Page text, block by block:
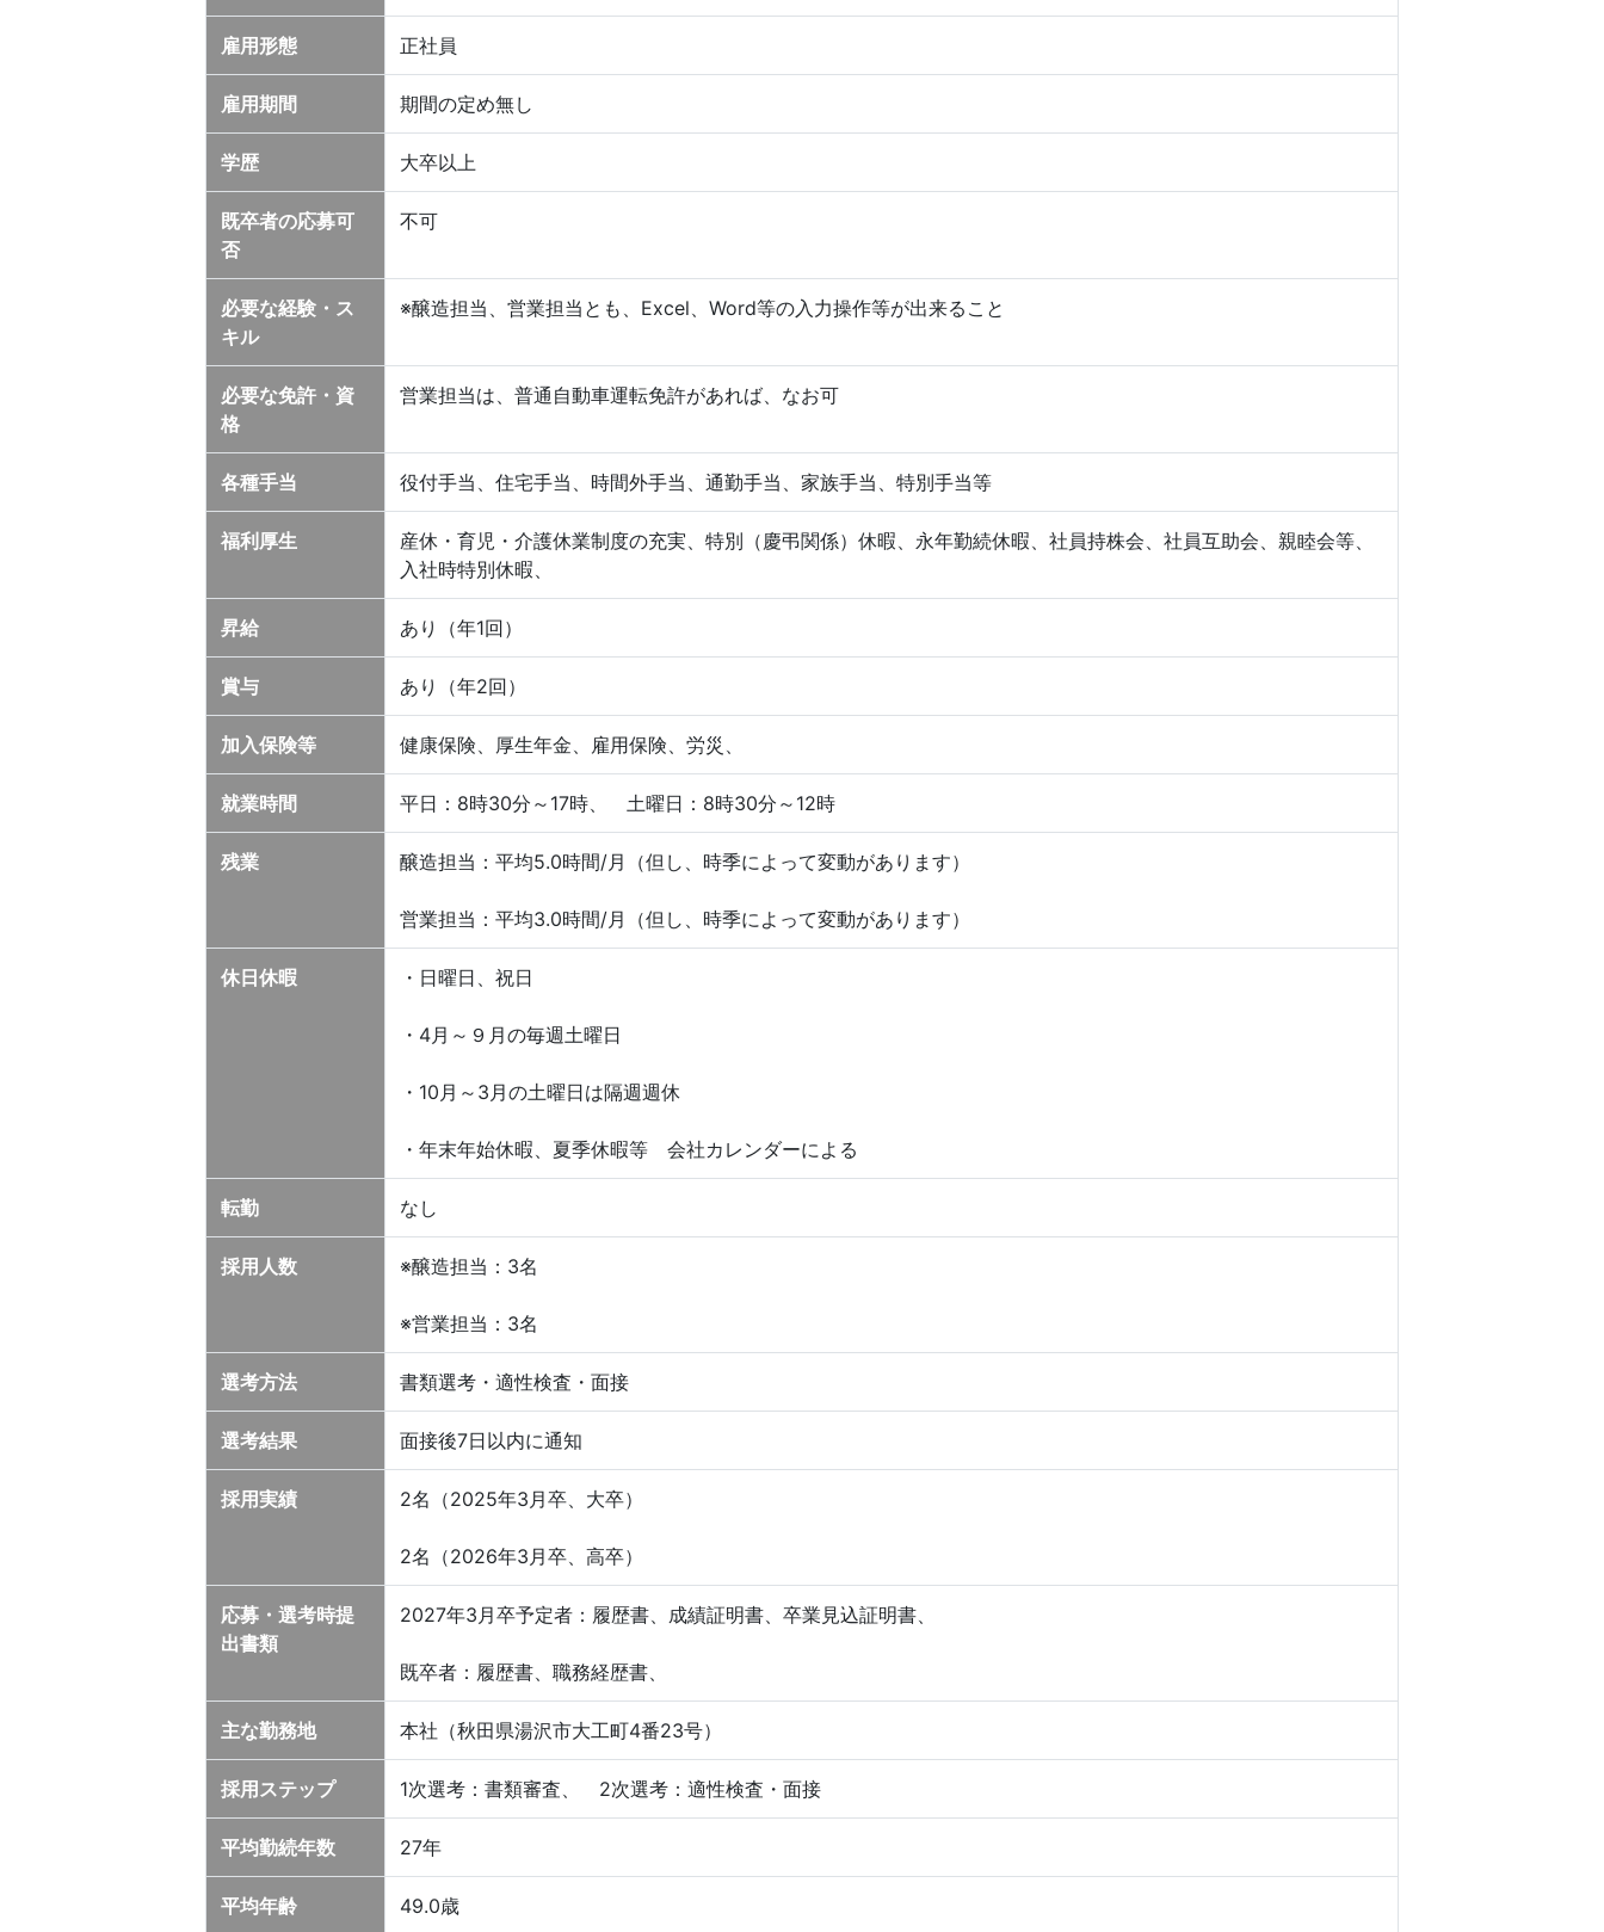
雇用形態 正社員
雇用期間 期間の定め無し
学歴 大卒以上
既卒者の応募可
否
不可
必要な経験・ス
キル
※醸造担当、営業担当とも、Excel、Word等の入力操作等が出来ること
必要な免許・資
格
営業担当は、普通自動車運転免許があれば、なお可
各種手当 役付手当、住宅手当、時間外手当、通勤手当、家族手当、特別手当等
福利厚生
産休・育児・介護休業制度の充実、特別（慶弔関係）休暇、永年勤続休暇、社員持株会、社員互助会、親睦会等、
入社時特別休暇、
昇給 あり（年1回）
賞与 あり（年2回）
加入保険等 健康保険、厚生年金、雇用保険、労災、
就業時間 平日：8時30分～17時、 土曜日：8時30分～12時
残業 醸造担当：平均5.0時間/月（但し、時季によって変動があります）
営業担当：平均3.0時間/月（但し、時季によって変動があります）
休日休暇 ・日曜日、祝日
・4月～９月の毎週土曜日
・10月～3月の土曜日は隔週週休
・年末年始休暇、夏季休暇等 会社カレンダーによる
転勤 なし
採用人数 ※醸造担当：3名
※営業担当：3名
選考方法 書類選考・適性検査・面接
選考結果 面接後7日以内に通知
採用実績 2名（2025年3月卒、大卒）
2名（2026年3月卒、高卒）
応募・選考時提
出書類
2027年3月卒予定者：履歴書、成績証明書、卒業見込証明書、
既卒者：履歴書、職務経歴書、
主な勤務地 本社（秋田県湯沢市大工町4番23号）
採用ステップ 1次選考：書類審査、 2次選考：適性検査・面接
平均勤続年数 27年
平均年齢 49.0歳